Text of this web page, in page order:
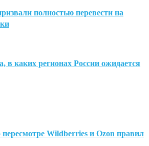
полностью перевести на
в каких регионах России ожидается
Wildberries и Ozon правил